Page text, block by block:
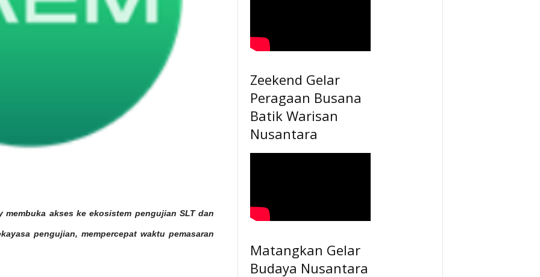
akses ke ekosistem pengujian SLT dan
pengujian, mempercepat waktu pemasaran
Zeekend Gelar
Peragaan Busana
Batik Warisan
Nusantara
Matangkan Gelar
Budaya Nusantara